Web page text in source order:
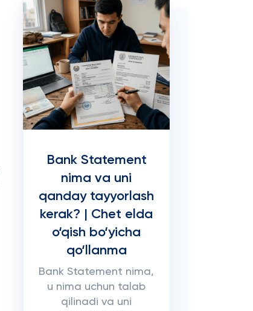
Bank Statement
nima va uni
qanday tayyorlash
kerak? | Chet elda
o‘qish bo‘yicha
qo‘llanma
Bank Statement nima,
u nima uchun talab
qilinadi va uni